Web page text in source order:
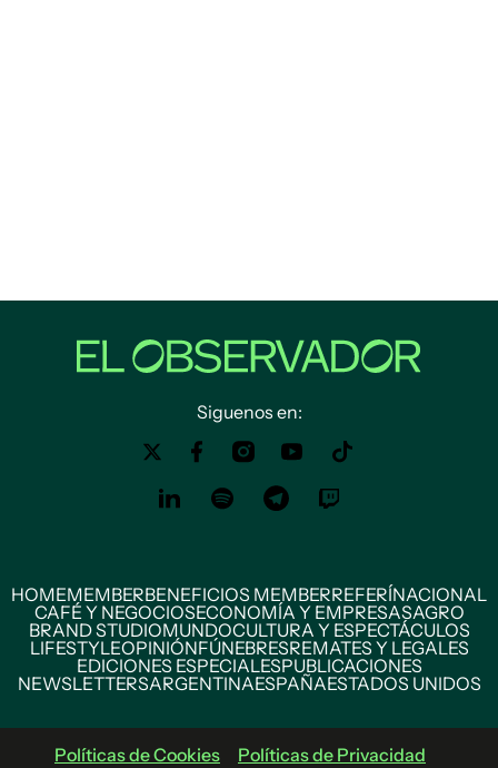
Siguenos en:
HOMEMEMBERBENEFICIOS MEMBERREFERÍNACIONAL
CAFÉ Y NEGOCIOSECONOMÍA Y EMPRESASAGRO
BRAND STUDIOMUNDOCULTURA Y ESPECTÁCULOS
LIFESTYLEOPINIÓNFÚNEBRESREMATES Y LEGALES
EDICIONES ESPECIALESPUBLICACIONES
NEWSLETTERSARGENTINAESPAÑAESTADOS UNIDOS
Políticas de Cookies Políticas de Privacidad